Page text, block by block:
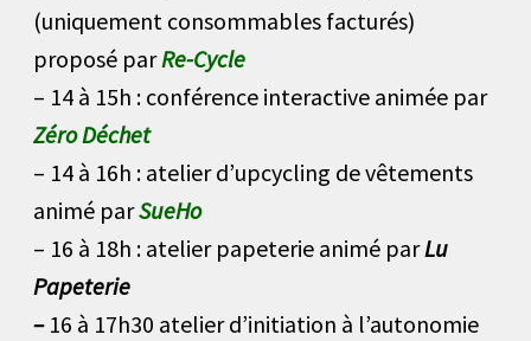
(uniquement consommables facturés)
proposé parRe-Cycle
– 14 à 15h : conférence interactive animée par
Zéro Déchet
– 14 à 16h : atelier d’upcycling de vêtements
animé parSueHo
– 16 à 18h : atelier papeterie animé parLu
Papeterie
– 16 à 17h30 atelier d’initiation à l’autonomie